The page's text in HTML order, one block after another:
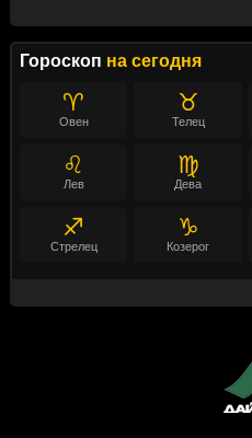
Гороскоп на сегодня
♈
Овен
♉
Телец
♌
Лев
♍
Дева
♐
Стрелец
♑
Козерог